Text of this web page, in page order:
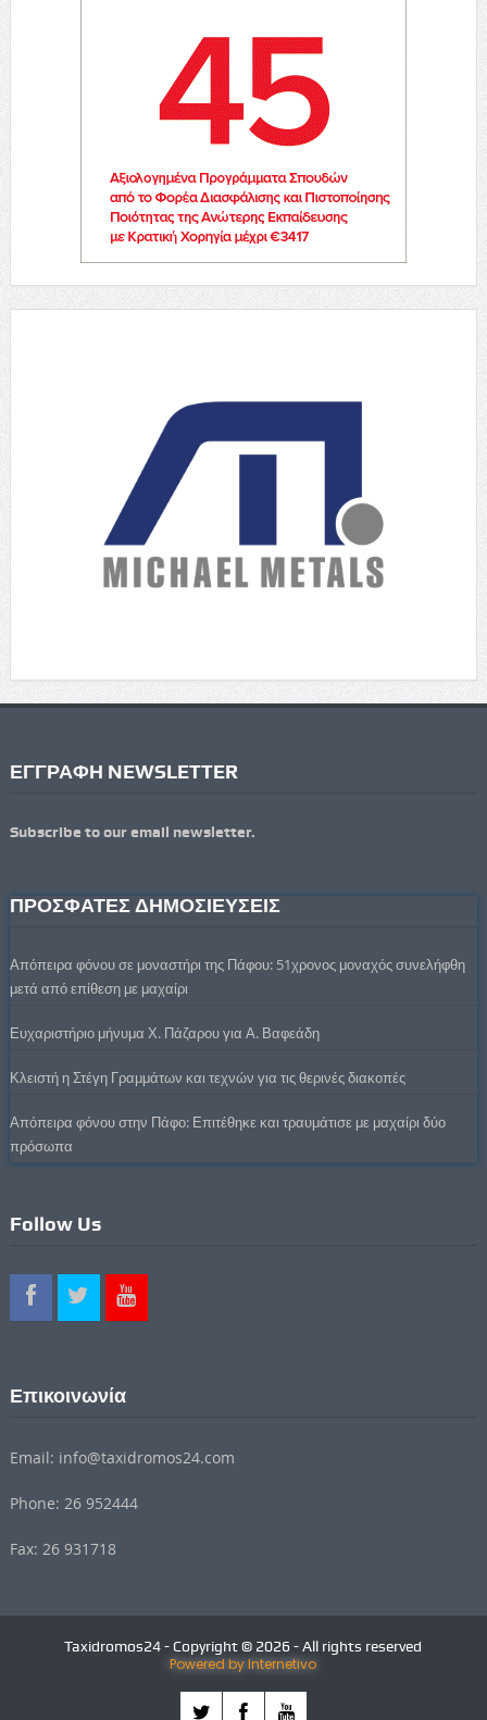
ΕΓΓΡΑΦΗ NEWSLETTER
Subscribe to our email newsletter.
ΠΡΟΣΦΑΤΕΣ ΔΗΜΟΣΙΕΥΣΕΙΣ
Απόπειρα φόνου σε μοναστήρι της Πάφου: 51χρονος μοναχός συνελήφθη
μετά από επίθεση με μαχαίρι
Ευχαριστήριο μήνυμα Χ. Πάζαρου για Α. Βαφεάδη
Κλειστή η Στέγη Γραμμάτων και τεχνών για τις θερινές διακοπές
Απόπειρα φόνου στην Πάφο: Επιτέθηκε και τραυμάτισε με μαχαίρι δύο
πρόσωπα
Follow Us
Επικοινωνία
Email: info@taxidromos24.com
Phone: 26 952444
Fax: 26 931718
Taxidromos24 - Copyright © 2026 - All rights reserved
Powered by Internetivo